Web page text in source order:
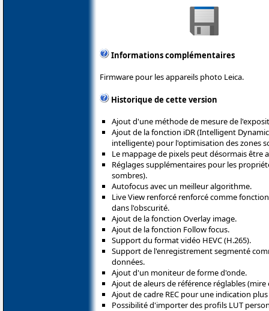
Informations complémentaires
Firmware pour les appareils photo Leica.
Historique de cette version
Ajout d'une méthode de mesure de
Ajout de la fonction iDR (Intelligent
intelligente) pour l'optimisation des zones
Le mappage de pixels peut désormais être
Réglages supplémentaires pour les
sombres).
Autofocus avec un meilleur algorithme.
Live View renforcé renforcé comme
dans l'obscurité.
Ajout de la fonction Overlay image.
Ajout de la fonction Follow focus.
Support du format vidéo HEVC (H.265).
Support de l'enregistrement segmenté
données.
Ajout d'un moniteur de forme d'onde.
Ajout de aleurs de référence réglables
Ajout de cadre REC pour une indication
Possibilité d'importer des profils LUT